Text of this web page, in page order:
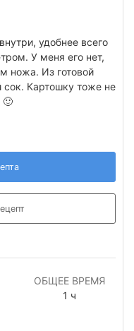
удобнее всего
У меня его нет,
ножа. Из готовой
Картошку тоже не
🙂
ОБЩЕЕ ВРЕМЯ
1 час
ч